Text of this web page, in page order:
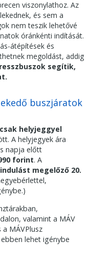
viszonylathoz. Az
és sem a
nem teszik lehetővé
óránkénti indítását.
átépítések és
megoldást, addig
segítik,
buszjáratok
csak helyjeggyel
A helyjegyek ára
napja előtt
forint. A
indulást megelőző 20.
valamint a MÁV
MÁVPlusz
lehet igénybe